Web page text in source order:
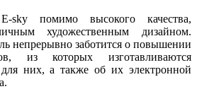
sky помимо высокого качества,
художественным дизайном.
непрерывно заботится о повышении
из которых изготавливаются
них, а также об их электронной